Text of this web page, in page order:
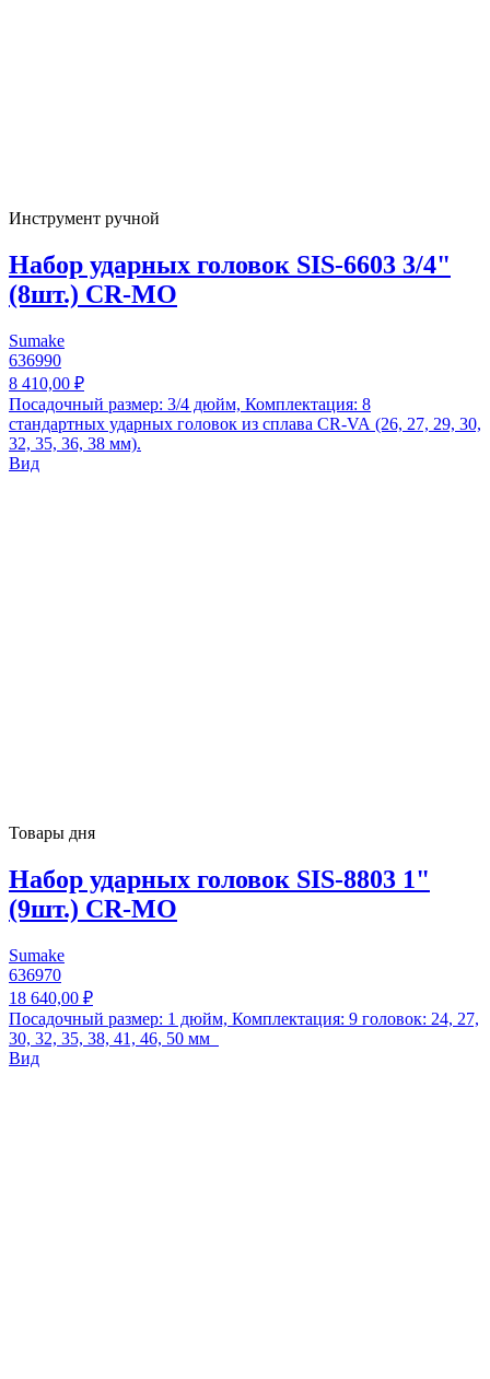
Инструмент ручной
Набор ударных головок SIS-6603 3/4"
(8шт.) CR-MO
Sumake
636990
8 410,00 ₽
Посадочный размер: 3/4 дюйм, Комплектация: 8
стандартных ударных головок из сплава CR-VA (26, 27, 29, 30,
32, 35, 36, 38 мм).
Вид
Товары дня
Набор ударных головок SIS-8803 1"
(9шт.) CR-MO
Sumake
636970
18 640,00 ₽
Посадочный размер: 1 дюйм, Комплектация: 9 головок: 24, 27,
30, 32, 35, 38, 41, 46, 50 мм
Вид